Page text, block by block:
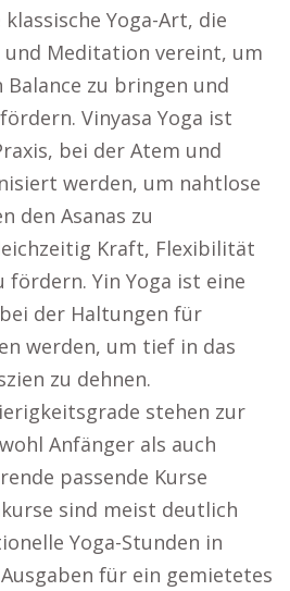
Yoga-Art, die
und Meditation vereint, um
zu bringen und
Vinyasa Yoga ist
bei der Atem und
werden, um nahtlose
den Asanas zu
Kraft, Flexibilität
fördern. Yin Yoga ist eine
der Haltungen für
werden, um tief in das
zu dehnen.
stehen zur
Anfänger als auch
passende Kurse
sind meist deutlich
Yoga-Stunden in
für ein gemietetes